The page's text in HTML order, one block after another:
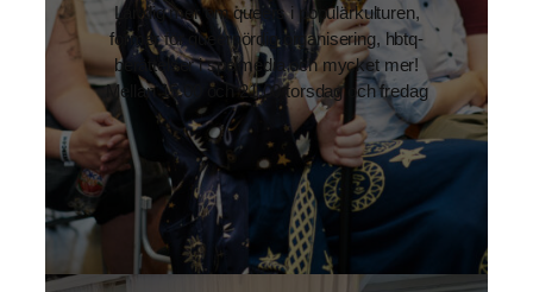
Lär dig mer om queers i populärkulturen,
former för queernördig organisering, hbtq-
berättelser i spelmedia och mycket mer!
Mellan 15.00 och 21.00 torsdag och fredag